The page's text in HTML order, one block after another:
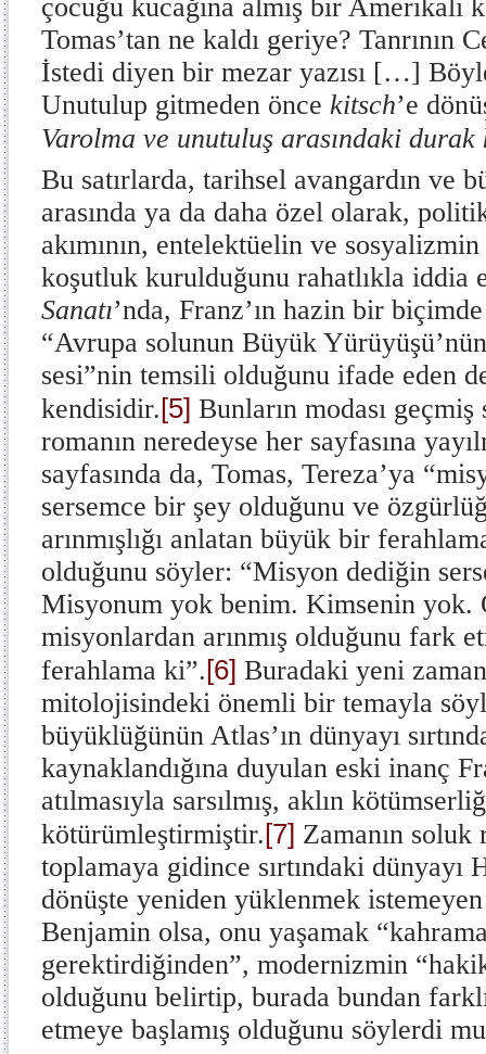
çocuğu kucağına almış bir Amerikalı
Tomas’tan ne kaldı geriye? Tanrının
İstedi diyen bir mezar yazısı […]
Unutulup gitmeden önce kitsch’e
Varolma ve unutuluş arasındaki durak
Bu satırlarda, tarihsel avangardın ve
arasında ya da daha özel olarak,
akımının, entelektüelin ve
koşutluk kurulduğunu rahatlıkla
Sanatı’nda, Franz’ın hazin bir
“Avrupa solunun Büyük
sesi”nin temsili olduğunu ifade eden
kendisidir.[5] Bunların modası
romanın neredeyse her sayfasına
sayfasında da, Tomas, Tereza’ya
sersemce bir şey olduğunu ve
arınmışlığı anlatan büyük bir
olduğunu söyler: “Misyon dediğin
Misyonum yok benim. Kimsenin yok.
misyonlardan arınmış olduğunu fark
ferahlama ki”.[6] Buradaki yeni
mitolojisindeki önemli bir temayla
büyüklüğünün Atlas’ın dünyayı
kaynaklandığına duyulan eski inanç
atılmasıyla sarsılmış, aklın
kötürümleştirmiştir.[7] Zamanın soluk
toplamaya gidince sırtındaki dünyayı
dönüşte yeniden yüklenmek
Benjamin olsa, onu yaşamak
gerektirdiğinden”, modernizmin
olduğunu belirtip, burada bundan
etmeye başlamış olduğunu söylerdi